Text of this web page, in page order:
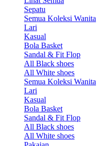
Sepatu
Semua Koleksi Wanita
Lari
Kasual
Bola Basket
Sandal & Fit Flop
All Black shoes
All White shoes
Semua Koleksi Wanita
Lari
Kasual
Bola Basket
Sandal & Fit Flop
All Black shoes
All White shoes